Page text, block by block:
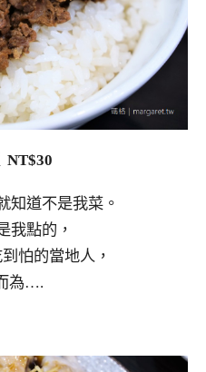
NT$30
知道不是我菜。
我點的，
怕的當地人，
為….